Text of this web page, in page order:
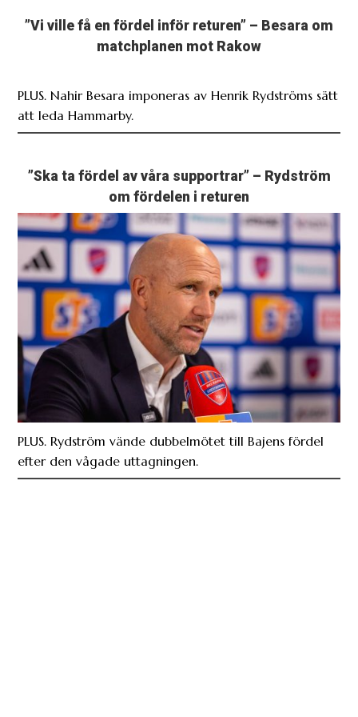
”Vi ville få en fördel inför returen” – Besara om
matchplanen mot Rakow
PLUS. Nahir Besara imponeras av Henrik Rydströms sätt
att leda Hammarby.
”Ska ta fördel av våra supportrar” – Rydström
om fördelen i returen
PLUS. Rydström vände dubbelmötet till Bajens fördel
efter den vågade uttagningen.